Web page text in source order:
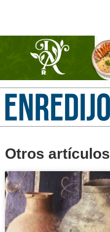
Otros artículos